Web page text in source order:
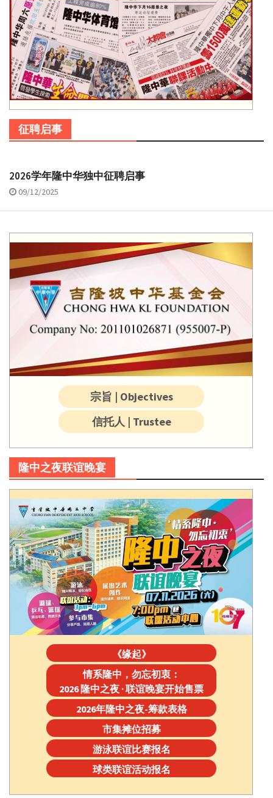
征聘启事
2026学年隆中华独中征聘启事
09/12/2025
宗旨 | Objectives
信托人 | Trustee
隆中之夜联谊晚宴
《缘起》
情系隆中，勿忘初衷：
2026 隆中之夜 · 联谊晚宴开始售票
2026年隆中之夜-筹款表格
市集摊位招募
游泳联谊比赛报名
球类联谊活动报名